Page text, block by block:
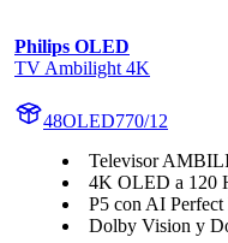
Philips OLED
TV Ambilight 4K
48OLED770/12
Televisor
4K OLED a 120
P5 con AI
Dolby Vision y